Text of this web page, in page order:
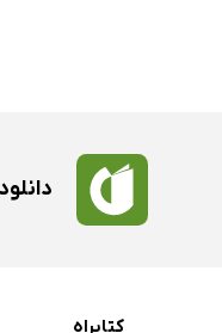
کتابراه